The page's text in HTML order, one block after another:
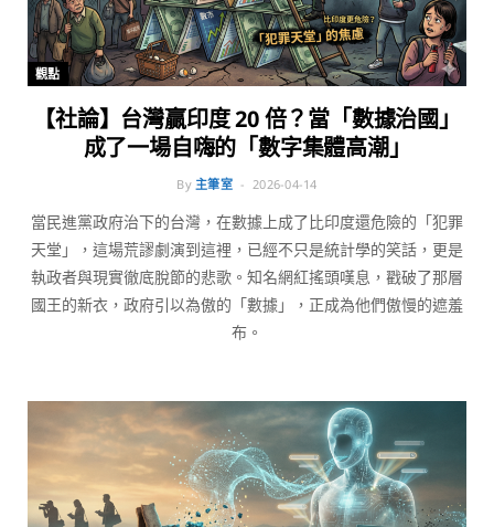
觀點
【社論】台灣贏印度 20 倍？當「數據治國」
成了一場自嗨的「數字集體高潮」
By 主筆室 2026-04-14
當民進黨政府治下的台灣，在數據上成了比印度還危險的「犯罪
天堂」，這場荒謬劇演到這裡，已經不只是統計學的笑話，更是
執政者與現實徹底脫節的悲歌。知名網紅搖頭嘆息，戳破了那層
國王的新衣，政府引以為傲的「數據」，正成為他們傲慢的遮羞
布。